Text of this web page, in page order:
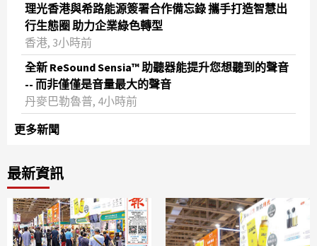
理光香港與希路能源簽署合作備忘錄 攜手打造智慧出
行生態圈 助力企業綠色轉型
香港, 3小時前
全新 ReSound Sensia™ 助聽器能提升您想聽到的聲音
-- 而非僅僅是音量最大的聲音
丹麥巴勒魯普, 4小時前
更多新聞
最新資訊